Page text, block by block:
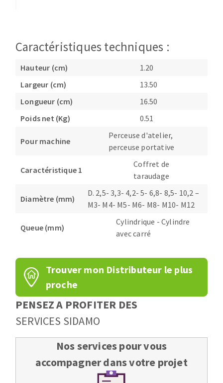
Caractéristiques techniques :
Hauteur (cm)
1.20
Largeur (cm)
13.50
Longueur (cm)
16.50
Poids net (Kg)
0.51
Pour machine
Perceuse d'atelier,
perceuse portative
Caractéristique 1
Coffret de
taraudage
Diamètre (mm)
D. 2,5- 3,3- 4,2- 5- 6,8- 8,5- 10,2 –
M3- M4- M5- M6- M8- M10- M12
Queue (mm)
Cylindrique - Cylindre
avec carré
Trouver mon Distributeur le plus
proche
PENSEZ A PROFITER DES
SERVICES SIDAMO
Nos services pour vous
accompagner dans votre projet